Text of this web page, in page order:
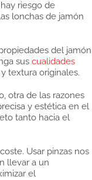
riesgo de
lonchas de jamón
del jamón
sus cualidades
textura originales.
otra de las razones
y estética en el
tanto hacia el
Usar pinzas nos
llevar a un
el